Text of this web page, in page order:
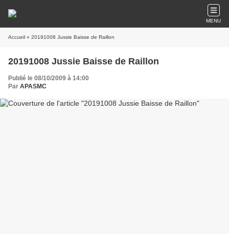
MENU
Accueil » 20191008 Jussie Baisse de Raillon
20191008 Jussie Baisse de Raillon
Publié le 08/10/2009 à 14:00
Par APASMC